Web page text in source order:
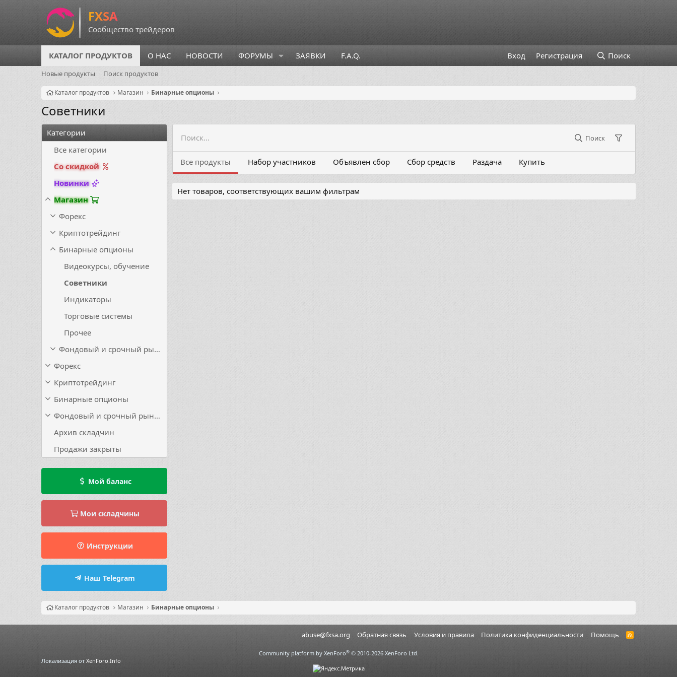
КАТАЛОГ ПРОДУКТОВ О НАС НОВОСТИ ФОРУМЫ ЗАЯВКИ F.A.Q. Вход Регистрация Поиск
Новые продукты Поиск продуктов
Каталог продуктов Магазин Бинарные опционы
Советники
Категории
Все категории
Со скидкой
Новинки
Магазин
Форекс
Криптотрейдинг
Бинарные опционы
Видеокурсы, обучение
Советники
Индикаторы
Торговые системы
Прочее
Фондовый и срочный рынок
Форекс
Криптотрейдинг
Бинарные опционы
Фондовый и срочный рынок
Архив складчин
Продажи закрыты
Мой баланс
Мои складчины
Инструкции
Наш Telegram
Поиск
Все продукты Набор участников Объявлен сбор Сбор средств Раздача Купить
Нет товаров, соответствующих вашим фильтрам
Каталог продуктов Магазин Бинарные опционы
abuse@fxsa.org Обратная связь Условия и правила Политика конфиденциальности Помощь
R
Community platform by XenForo® © 2010-2026 XenForo Ltd.
Локализация от XenForo.Info